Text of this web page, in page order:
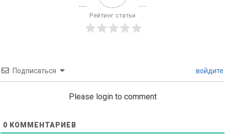
Рейтинг статьи
Подписаться войдите
Please login to comment
0 КОММЕНТАРИЕВ